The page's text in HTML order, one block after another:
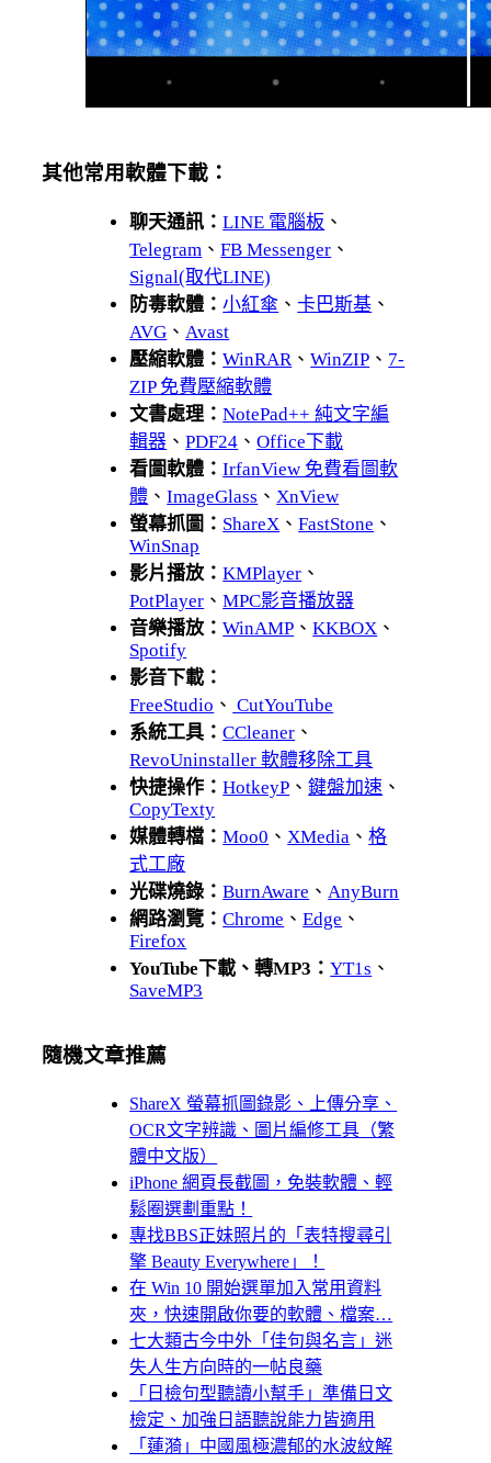
其他常用軟體下載：
聊天通訊：LINE 電腦板 、
Telegram 、FB Messenger 、
Signal(取代LINE)
防毒軟體：小紅傘 、卡巴斯基 、
AVG 、 Avast
壓縮軟體：WinRAR 、WinZIP 、 7-
ZIP 免費壓縮軟體
文書處理：NotePad++ 純文字編
輯器 、PDF24 、Office下載
看圖軟體：IrfanView 免費看圖軟
體 、ImageGlass 、 XnView
螢幕抓圖： ShareX 、FastStone 、
WinSnap
影片播放：KMPlayer 、
PotPlayer 、MPC影音播放器
音樂播放：WinAMP 、KKBOX 、
Spotify
影音下載：
FreeStudio 、 CutYouTube
系統工具：CCleaner 、
RevoUninstaller 軟體移除工具
快捷操作：HotkeyP 、鍵盤加速 、
CopyTexty
媒體轉檔：Moo0 、 XMedia 、格
式工廠
光碟燒錄：BurnAware 、 AnyBurn
網路瀏覽：Chrome 、Edge 、
Firefox
YouTube下載、轉MP3：YT1s 、
SaveMP3
隨機文章推薦
ShareX 螢幕抓圖錄影、上傳分享、
OCR文字辨識、圖片編修工具（繁
體中文版）
iPhone 網頁長截圖，免裝軟體、輕
鬆圈選劃重點！
專找BBS正妹照片的「表特搜尋引
擎 Beauty Everywhere」！
在 Win 10 開始選單加入常用資料
夾，快速開啟你要的軟體、檔案…
七大類古今中外「佳句與名言」迷
失人生方向時的一帖良藥
「日檢句型聽讀小幫手」準備日文
檢定、加強日語聽說能力皆適用
「蓮漪」中國風極濃郁的水波紋解